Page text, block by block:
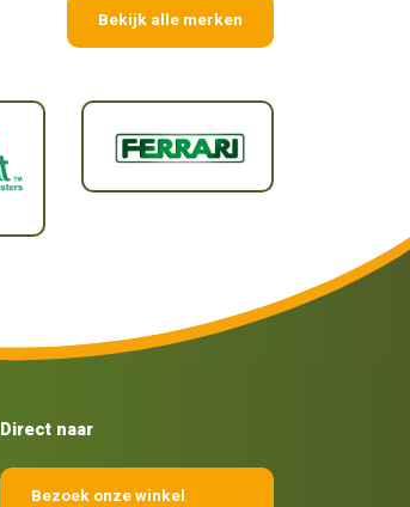
Bekijk alle merken
Direct naar
Bezoek onze winkel